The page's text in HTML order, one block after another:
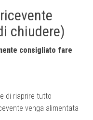
chiudere)
consigliato fare
di riaprire tutto
venga alimentata